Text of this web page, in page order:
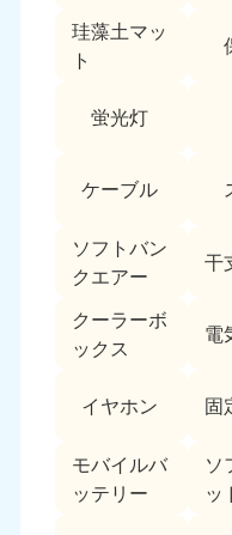
珪藻土マッ
ト
蛍光灯
ケーブル
ソフトバン
クエアー
干
クーラーボ
ックス
電
イヤホン 固
モバイルバ
ッテリー
ソ
ッ
9:00〜19:00 年中無
長崎県
050-1880-
大分県
050-1880-9893
9:00〜19:00 年中無
050-1880-